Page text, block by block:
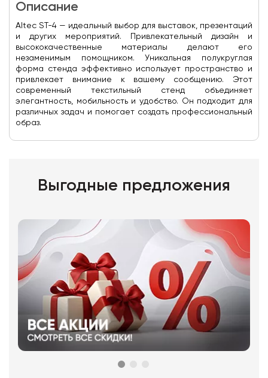
Описание
Altec ST-4 — идеальный выбор для выставок, презентаций
и других мероприятий. Привлекательный дизайн и
высококачественные материалы делают его
незаменимым помощником. Уникальная полукруглая
форма стенда эффективно использует пространство и
привлекает внимание к вашему сообщению. Этот
современный текстильный стенд объединяет
элегантность, мобильность и удобство. Он подходит для
различных задач и помогает создать профессиональный
образ.
Выгодные предложения